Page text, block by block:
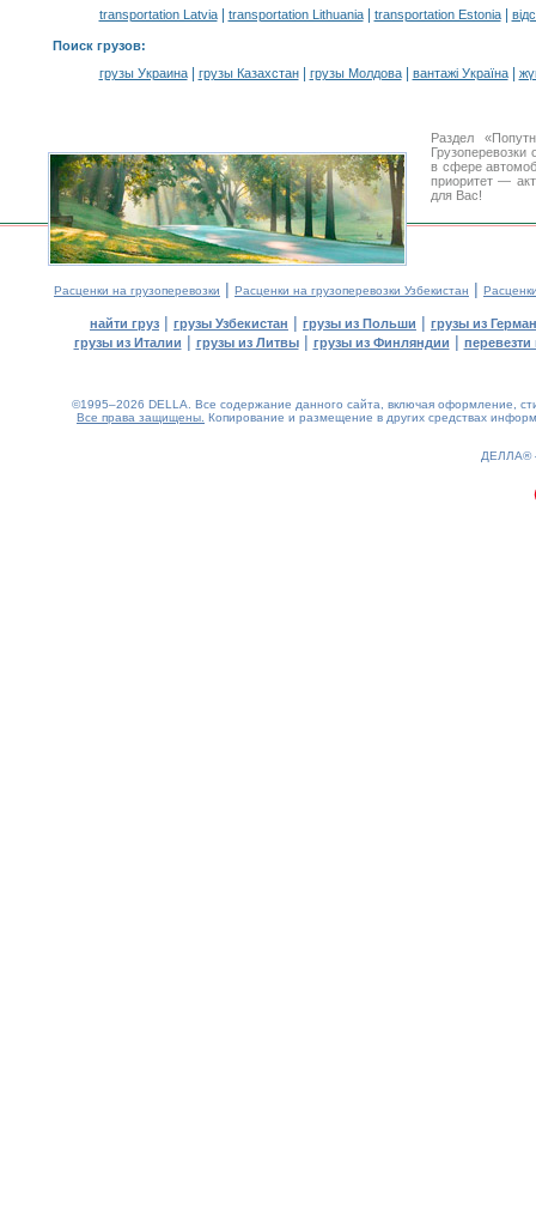
transportation Latvia| transportation Lithuania| transportation Estonia|
Поиск грузов:
грузы Украина| грузы Казахстан| грузы Молдова| вантажі Україна|
Раздел
в сфере
приоритет —
для Вас!
Расценки на грузоперевозки | Расценки на грузоперевозки Узбекистан |
найти груз | грузы Узбекистан | грузы из Польши | грузы из
грузы из Италии | грузы из Литвы| грузы из Финляндии | перевезти
©1995–2026 DELLA. Все содержание данного сайта, включая оформление,
Все права защищены. Копирование и размещение в других средствах